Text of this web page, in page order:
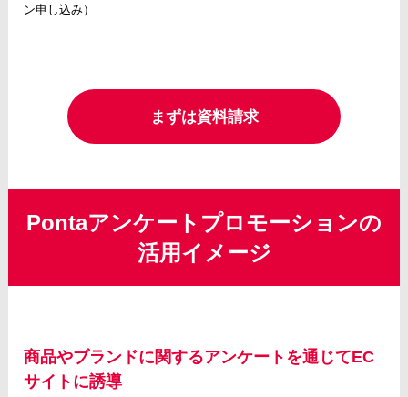
ン申し込み）
まずは資料請求
Pontaアンケートプロモーションの
活用イメージ
商品やブランドに関するアンケートを通じてEC
サイトに誘導